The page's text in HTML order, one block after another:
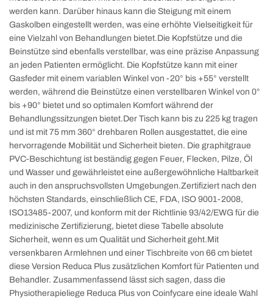
werden kann. Darüber hinaus kann die Steigung mit einem
Gaskolben eingestellt werden, was eine erhöhte Vielseitigkeit für
eine Vielzahl von Behandlungen bietet.Die Kopfstütze und die
Beinstütze sind ebenfalls verstellbar, was eine präzise Anpassung
an jeden Patienten ermöglicht. Die Kopfstütze kann mit einer
Gasfeder mit einem variablen Winkel von -20° bis +55° verstellt
werden, während die Beinstütze einen verstellbaren Winkel von 0°
bis +90° bietet und so optimalen Komfort während der
Behandlungssitzungen bietet.Der Tisch kann bis zu 225 kg tragen
und ist mit 75 mm 360° drehbaren Rollen ausgestattet, die eine
hervorragende Mobilität und Sicherheit bieten. Die graphitgraue
PVC-Beschichtung ist beständig gegen Feuer, Flecken, Pilze, Öl
und Wasser und gewährleistet eine außergewöhnliche Haltbarkeit
auch in den anspruchsvollsten Umgebungen.Zertifiziert nach den
höchsten Standards, einschließlich CE, FDA, ISO 9001-2008,
ISO13485-2007, und konform mit der Richtlinie 93/42/EWG für die
medizinische Zertifizierung, bietet diese Tabelle absolute
Sicherheit, wenn es um Qualität und Sicherheit geht.Mit
versenkbaren Armlehnen und einer Tischbreite von 66 cm bietet
diese Version Reduca Plus zusätzlichen Komfort für Patienten und
Behandler. Zusammenfassend lässt sich sagen, dass die
Physiotherapieliege Reduca Plus von Coinfycare eine ideale Wahl